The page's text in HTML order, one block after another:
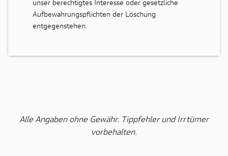
unser berechtigtes Interesse oder gesetzliche
Aufbewahrungspflichten der Löschung
entgegenstehen.
Alle Angaben ohne Gewähr. Tippfehler und Irrtümer
vorbehalten.